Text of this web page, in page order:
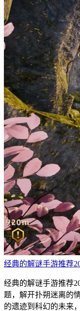
经典的解谜手游推荐
经典的解谜手游推荐
题，解开扑朔迷离的
的遗迹到科幻的未来